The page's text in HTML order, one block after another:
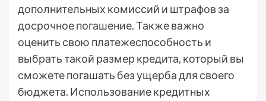
дополнительных комиссий и штрафов за
досрочное погашение. Также важно
оценить свою платежеспособность и
выбрать такой размер кредита, который вы
сможете погашать без ущерба для своего
бюджета. Использование кредитных